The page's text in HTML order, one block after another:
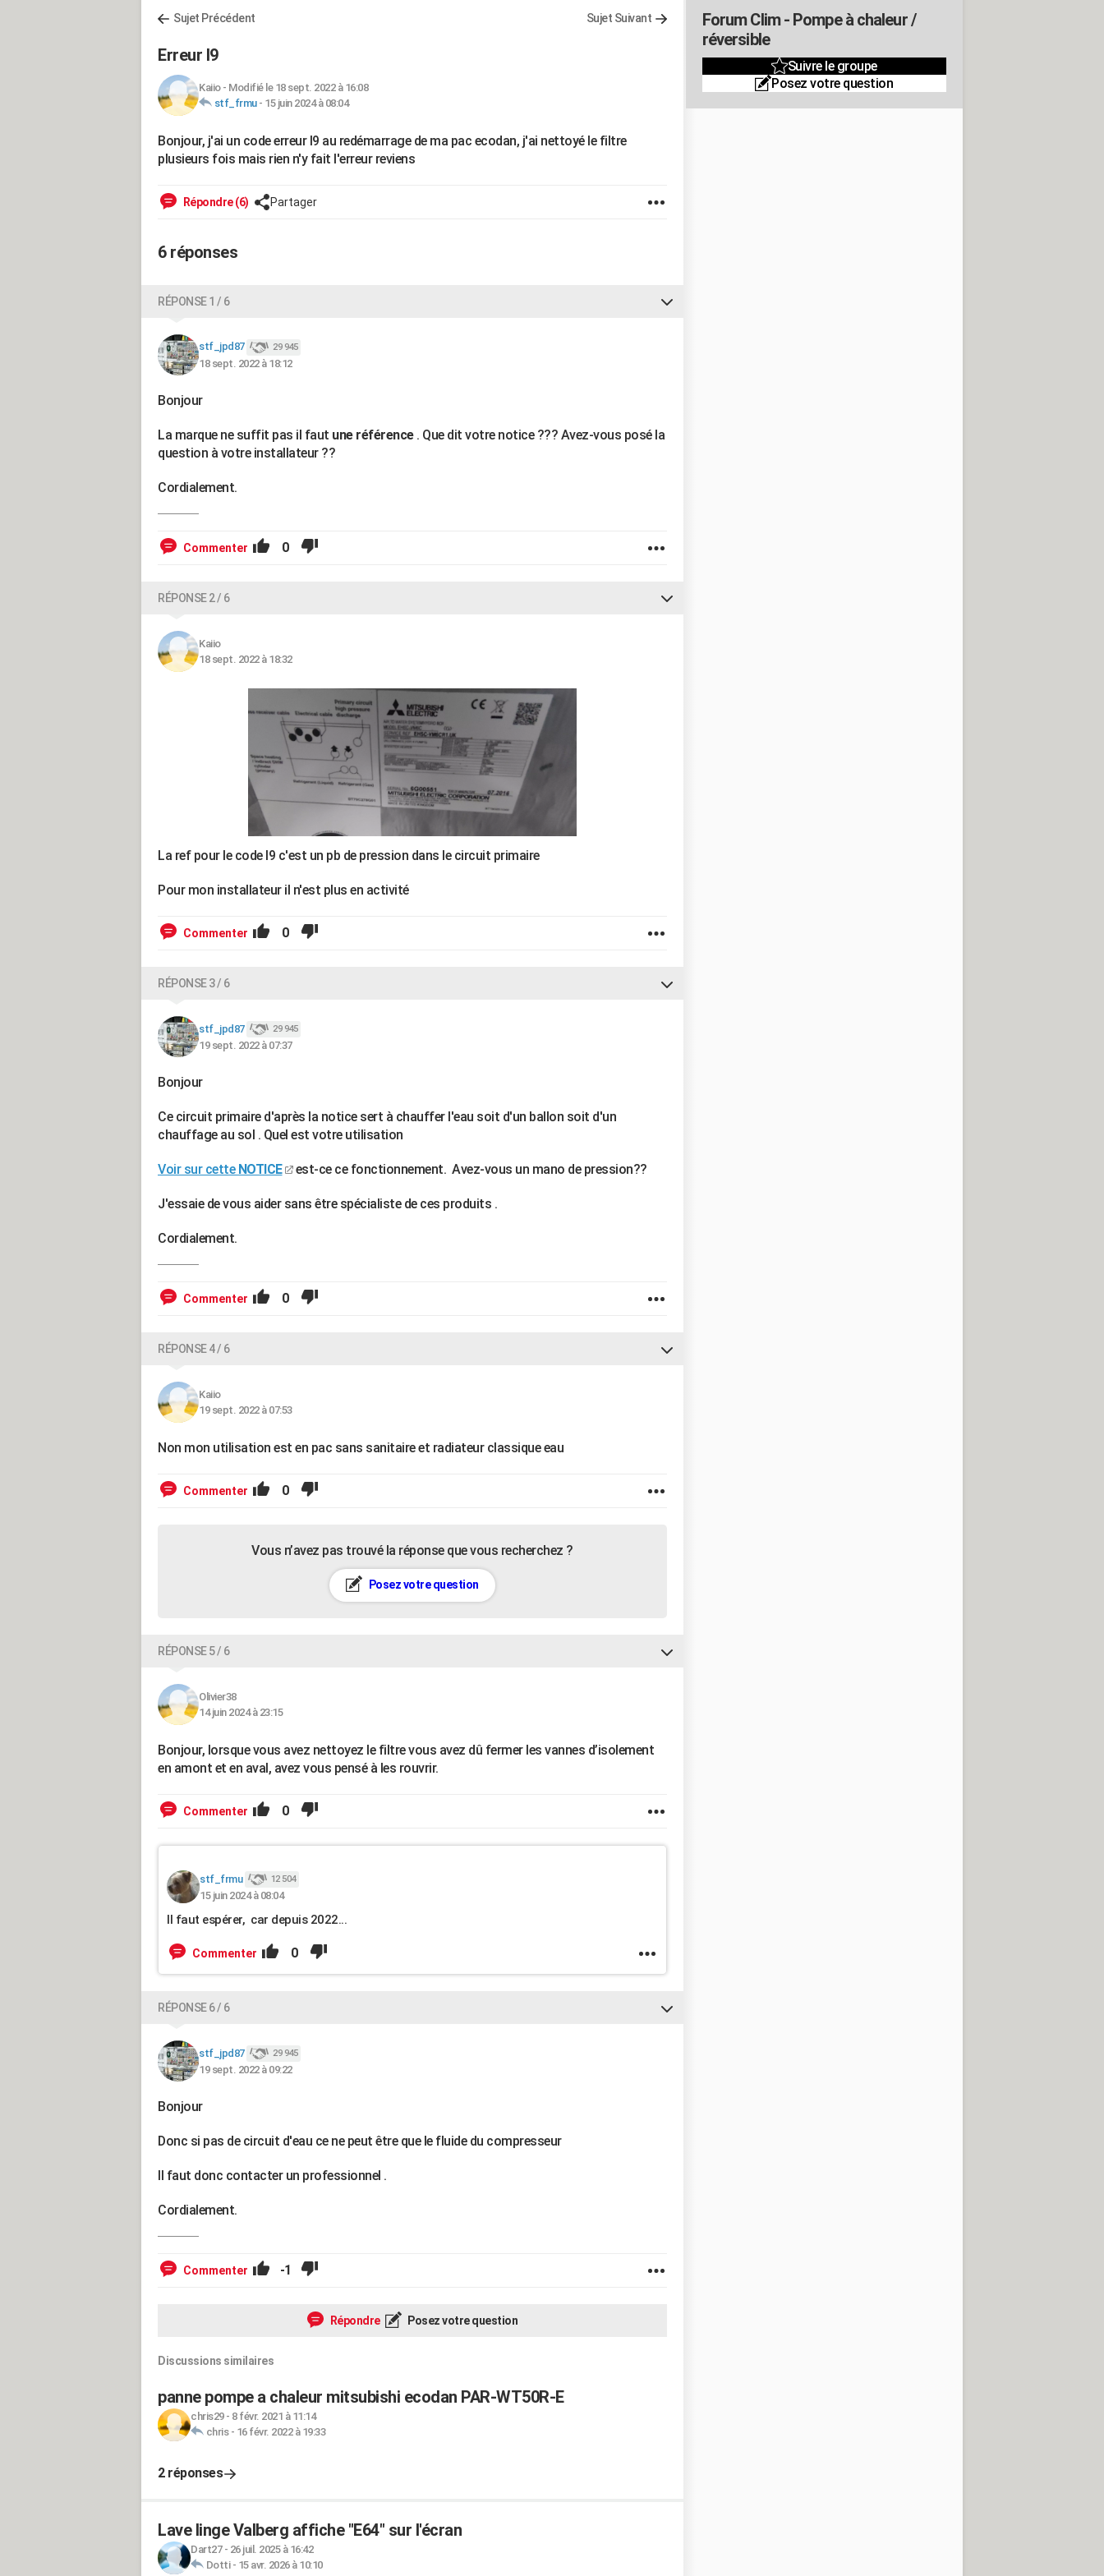
Sujet Précédent Sujet Suivant
Erreur l9
Kaiio- Modifié le 18 sept. 2022 à 16:08
stf_frmu- 15 juin 2024 à 08:04
Bonjour, j'ai un code erreur l9 au redémarrage de ma pac ecodan, j'ai nettoyé le filtre
plusieurs fois mais rien n'y fait l'erreur reviens
Répondre (6) Partager
6 réponses
RÉPONSE 1 / 6
stf_jpd87 29 945
18 sept. 2022 à 18:12
Bonjour
La marque ne suffit pas il faut une référence. Que dit votre notice ??? Avez-vous posé la
question à votre installateur ??
Cordialement.
Commenter 0
RÉPONSE 2 / 6
Kaiio
18 sept. 2022 à 18:32
La ref pour le code l9 c'est un pb de pression dans le circuit primaire
Pour mon installateur il n'est plus en activité
Commenter 0
RÉPONSE 3 / 6
stf_jpd87 29 945
19 sept. 2022 à 07:37
Bonjour
Ce circuit primaire d'après la notice sert à chauffer l'eau soit d'un ballon soit d'un
chauffage au sol . Quel est votre utilisation
Voir sur cetteNOTICE est-ce ce fonctionnement. Avez-vous un mano de pression??
J'essaie de vous aider sans être spécialiste de ces produits .
Cordialement.
Commenter 0
RÉPONSE 4 / 6
Kaiio
19 sept. 2022 à 07:53
Non mon utilisation est en pac sans sanitaire et radiateur classique eau
Commenter 0
Vous n’avez pas trouvé la réponse que vous recherchez ?
Posez votre question
RÉPONSE 5 / 6
Olivier38
14 juin 2024 à 23:15
Bonjour, lorsque vous avez nettoyez le filtre vous avez dû fermer les vannes d’isolement
en amont et en aval, avez vous pensé à les rouvrir.
Commenter 0
stf_frmu 12 504
15 juin 2024 à 08:04
Il faut espérer, car depuis 2022...
Commenter 0
RÉPONSE 6 / 6
stf_jpd87 29 945
19 sept. 2022 à 09:22
Bonjour
Donc si pas de circuit d'eau ce ne peut être que le fluide du compresseur
Il faut donc contacter un professionnel .
Cordialement.
Commenter -1
Répondre Posez votre question
Discussions similaires
panne pompe a chaleur mitsubishi ecodan PAR-WT50R-E
chris29- 8 févr. 2021 à 11:14
chris- 16 févr. 2022 à 19:33
2 réponses
Lave linge Valberg affiche "E64" sur l'écran
Dart27- 26 juil. 2025 à 16:42
Dotti- 15 avr. 2026 à 10:10
Forum Clim - Pompe à chaleur /
réversible
Suivre le groupe
Posez votre question